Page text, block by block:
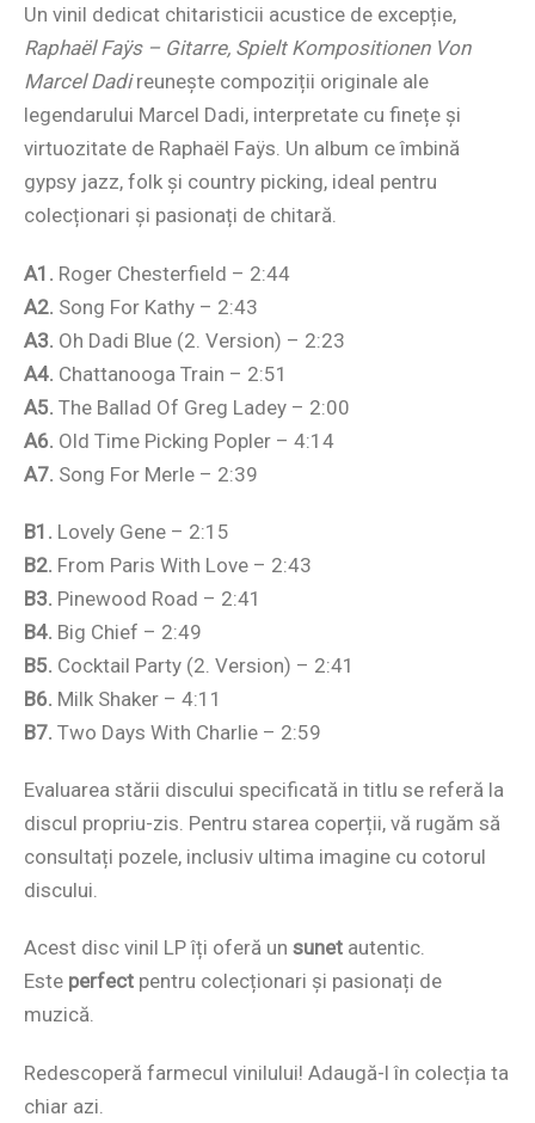
Un vinil dedicat chitaristicii acustice de excepție,
Raphaël Faÿs – Gitarre, Spielt Kompositionen Von
Marcel Dadireunește compoziții originale ale
legendarului Marcel Dadi, interpretate cu finețe și
virtuozitate de Raphaël Faÿs. Un album ce îmbină
gypsy jazz, folk și country picking, ideal pentru
colecționari și pasionați de chitară.
A1. Roger Chesterfield – 2:44
A2. Song For Kathy – 2:43
A3. Oh Dadi Blue (2. Version) – 2:23
A4. Chattanooga Train – 2:51
A5. The Ballad Of Greg Ladey – 2:00
A6. Old Time Picking Popler – 4:14
A7. Song For Merle – 2:39
B1. Lovely Gene – 2:15
B2. From Paris With Love – 2:43
B3. Pinewood Road – 2:41
B4. Big Chief – 2:49
B5. Cocktail Party (2. Version) – 2:41
B6. Milk Shaker – 4:11
B7. Two Days With Charlie – 2:59
Evaluarea stării discului specificată in titlu se referă la
discul propriu-zis. Pentru starea coperții, vă rugăm să
consultați pozele, inclusiv ultima imagine cu cotorul
discului.
Acest disc vinil LP îți oferă un sunet autentic.
Este perfect pentru colecționari și pasionați de
muzică.
Redescoperă farmecul vinilului! Adaugă-l în colecția ta
chiar azi.